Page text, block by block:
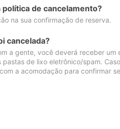
de cancelamento?
na sua confirmação de reserva.
cancelada?
a gente, você deverá receber
de lixo eletrônico/spam.
a acomodação para confirmar